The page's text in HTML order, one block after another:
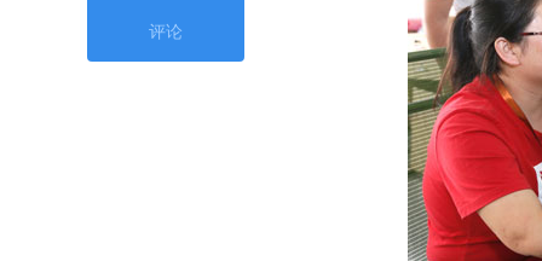
评论